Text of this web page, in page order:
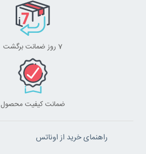
7 روز ضمانت برگشت
ضمانت کیفیت محصول
راهنمای خرید از اوناتس